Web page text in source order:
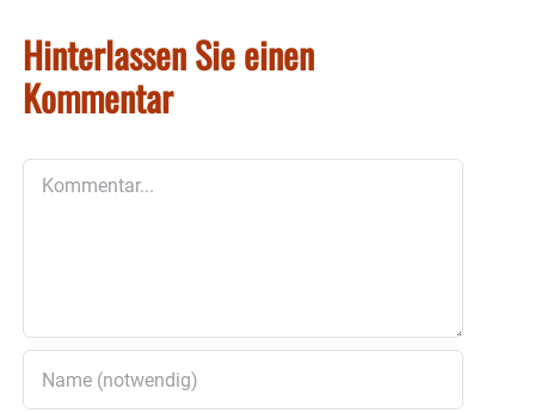
Hinterlassen Sie einen
Kommentar